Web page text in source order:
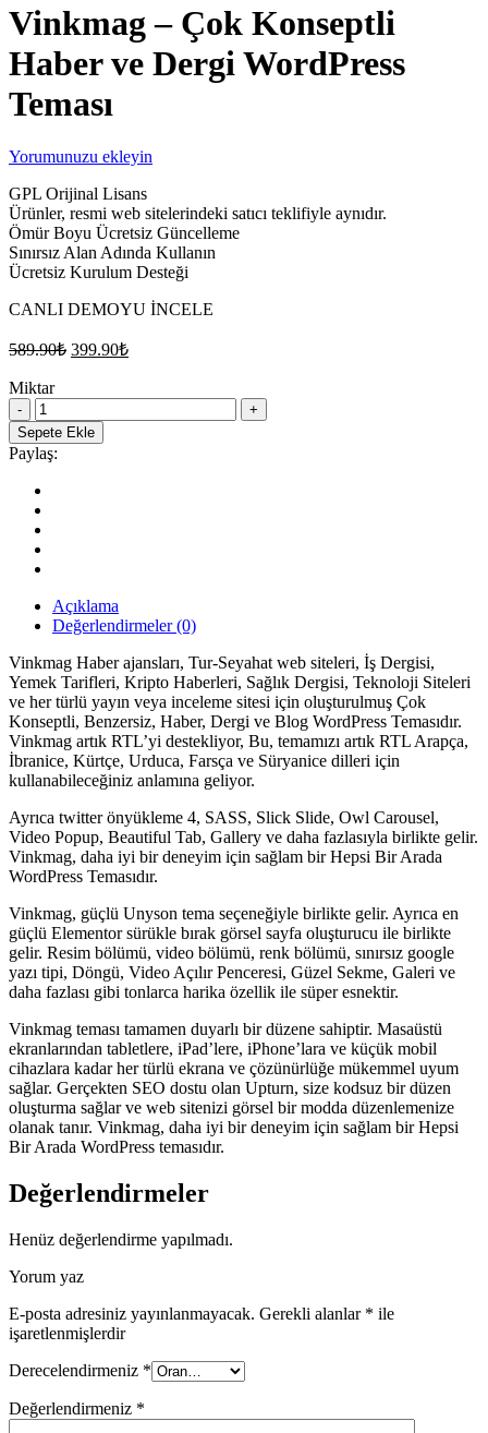
Vinkmag – Çok Konseptli
Haber ve Dergi WordPress
Teması
Yorumunuzu ekleyin
GPL Orijinal Lisans
Ürünler, resmi web sitelerindeki satıcı teklifiyle aynıdır.
Ömür Boyu Ücretsiz Güncelleme
Sınırsız Alan Adında Kullanın
Ücretsiz Kurulum Desteği
CANLI DEMOYU İNCELE
589.90₺ Orijinal
399.90₺Şu
Miktar
Vinkmag
–
Çok
Konseptli
Haber
ve
Dergi
WordPress
Teması
Sepete Ekle
Paylaş:
Açıklama
Değerlendirmeler (0)
Vinkmag Haber ajansları, Tur-Seyahat web siteleri, İş Dergisi,
Yemek Tarifleri, Kripto Haberleri, Sağlık Dergisi, Teknoloji Siteleri
ve her türlü yayın veya inceleme sitesi için oluşturulmuş Çok
Konseptli, Benzersiz, Haber, Dergi ve Blog WordPress Temasıdır.
Vinkmag artık RTL’yi destekliyor, Bu, temamızı artık RTL Arapça,
İbranice, Kürtçe, Urduca, Farsça ve Süryanice dilleri için
kullanabileceğiniz anlamına geliyor.
Ayrıca twitter önyükleme 4, SASS, Slick Slide, Owl Carousel,
Video Popup, Beautiful Tab, Gallery ve daha fazlasıyla birlikte gelir.
Vinkmag, daha iyi bir deneyim için sağlam bir Hepsi Bir Arada
WordPress Temasıdır.
Vinkmag, güçlü Unyson tema seçeneğiyle birlikte gelir. Ayrıca en
güçlü Elementor sürükle bırak görsel sayfa oluşturucu ile birlikte
gelir. Resim bölümü, video bölümü, renk bölümü, sınırsız google
yazı tipi, Döngü, Video Açılır Penceresi, Güzel Sekme, Galeri ve
daha fazlası gibi tonlarca harika özellik ile süper esnektir.
Vinkmag teması tamamen duyarlı bir düzene sahiptir. Masaüstü
ekranlarından tabletlere, iPad’lere, iPhone’lara ve küçük mobil
cihazlara kadar her türlü ekrana ve çözünürlüğe mükemmel uyum
sağlar. Gerçekten SEO dostu olan Upturn, size kodsuz bir düzen
oluşturma sağlar ve web sitenizi görsel bir modda düzenlemenize
olanak tanır. Vinkmag, daha iyi bir deneyim için sağlam bir Hepsi
Bir Arada WordPress temasıdır.
Değerlendirmeler
Henüz değerlendirme yapılmadı.
Yorum yaz
E-posta adresiniz yayınlanmayacak. Gerekli alanlar * ile
işaretlenmişlerdir
Derecelendirmeniz *
Değerlendirmeniz *